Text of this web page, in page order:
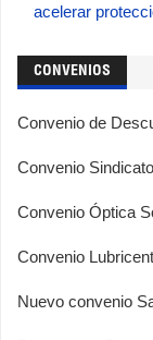
acelerar
CONVENIOS
Convenio de
Convenio
Convenio Óptica
Convenio
Nuevo convenio